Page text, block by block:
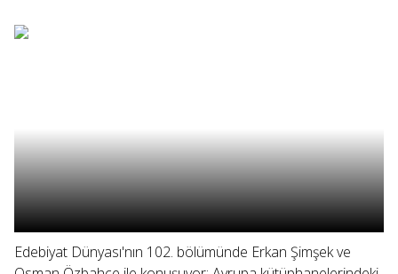
Edebiyat Dünyası'nın 102. bölümünde Erkan Şimşek ve